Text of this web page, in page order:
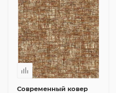
Современный ковер